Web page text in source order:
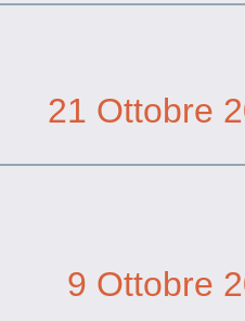
21 Ottobre
9 Ottobre